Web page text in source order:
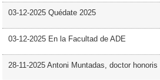
03-12-2025 Quédate 2025
03-12-2025 En la Facultad de ADE
28-11-2025 Antoni Muntadas, doctor